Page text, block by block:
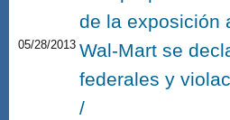
de la exposición
05/28/2013 Wal-Mart se
federales y
/